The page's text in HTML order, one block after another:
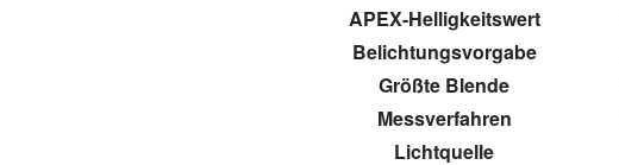
APEX-Helligkeitswert
Belichtungsvorgabe
Größte Blende
Messverfahren
Lichtquelle